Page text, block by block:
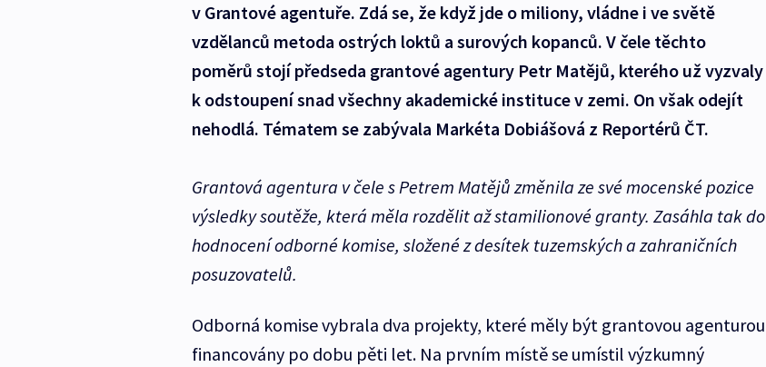
v Grantové agentuře. Zdá se, že když jde o miliony, vládne i ve světě
vzdělanců metoda ostrých loktů a surových kopanců. V čele těchto
poměrů stojí předseda grantové agentury Petr Matějů, kterého už vyzvaly
k odstoupení snad všechny akademické instituce v zemi. On však odejít
nehodlá. Tématem se zabývala Markéta Dobiášová z Reportérů ČT.
Grantová agentura v čele s Petrem Matějů změnila ze své mocenské pozice
výsledky soutěže, která měla rozdělit až stamilionové granty. Zasáhla tak do
hodnocení odborné komise, složené z desítek tuzemských a zahraničních
posuzovatelů.
Odborná komise vybrala dva projekty, které měly být grantovou agenturou
financovány po dobu pěti let. Na prvním místě se umístil výzkumný